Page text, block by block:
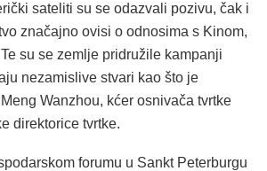
sateliti su se odazvali pozivu, čak i
značajno ovisi o odnosima s Kinom,
su se zemlje pridružile kampanji
nezamislive stvari kao što je
Wanzhou, kćer osnivača tvrtke
direktorice tvrtke.
forumu u Sankt Peterburgu